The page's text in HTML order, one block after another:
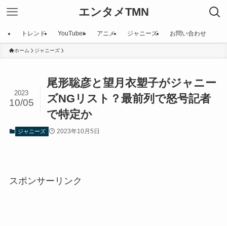
エンタメTMN
トレンド YouTuber アニメ ジャニーズ お問い合わせ
ホーム ジャニーズ
尾形聡彦と望月衣塑子がジャニー
ズNGリスト？最前列で怒号記者
で特定か
2023
10/05
ジャニーズ 2023年10月5日
スポンサーリンク